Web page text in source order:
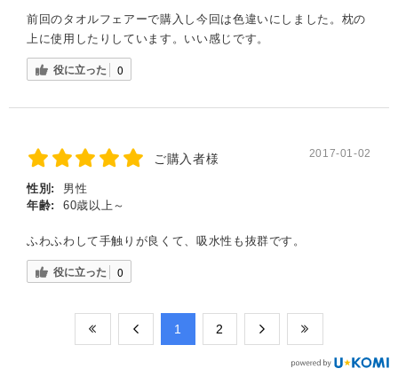
前回のタオルフェアーで購入し今回は色違いにしました。枕の
上に使用したりしています。いい感じです。
役に立った 0
ご購入者様 2017-01-02
性別:
男性
年齢:
60歳以上～
ふわふわして手触りが良くて、吸水性も抜群です。
役に立った 0
​1 ​2